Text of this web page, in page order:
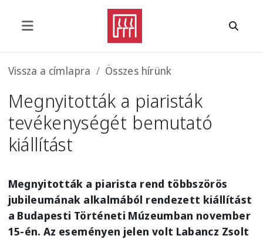
Morzsa
Vissza a címlapra Összes hírünk
Megnyitották a piaristák
tevékenységét bemutató
kiállítást
Megnyitották a piarista rend többszörös
jubileumának alkalmából rendezett kiállítást
a Budapesti Történeti Múzeumban november
15-én. Az eseményen jelen volt Labancz Zsolt